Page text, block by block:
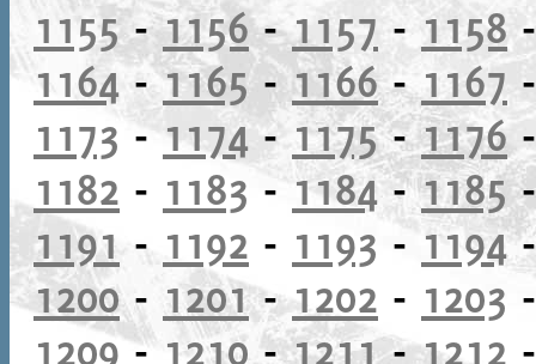
1155-1156-1157-1158
1164-1165-1166-1167
1173 -1174-1175-1176
1182 - 1183 -1184-1185
1191- 1192 - 1193 - 1194
1200- 1201-1202 - 1203
1209- 1210-1211-1212